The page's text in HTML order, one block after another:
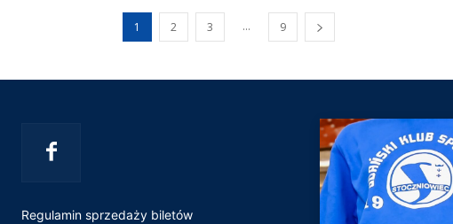
1 2 3 ... 9
Regulamin sprzedaży biletów